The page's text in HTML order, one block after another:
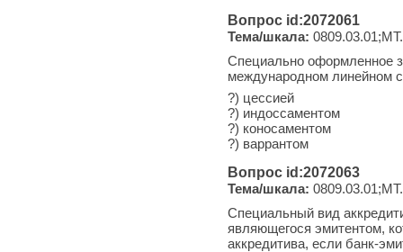
Вопрос id:2072061
Тема/шкала:
Специально оформленное
международном линейном
?) цессией
?) индоссаментом
?) коносаментом
?) варрантом
Вопрос id:2072063
Тема/шкала:
Специальный вид
являющегося эмитентом,
аккредитива, если банк-